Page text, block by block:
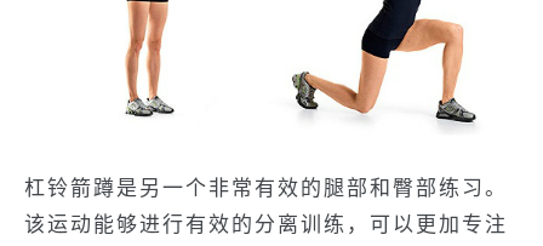
杠铃箭蹲是另一个非常有效的腿部和臀部练习。
该运动能够进行有效的分离训练，可以更加专注